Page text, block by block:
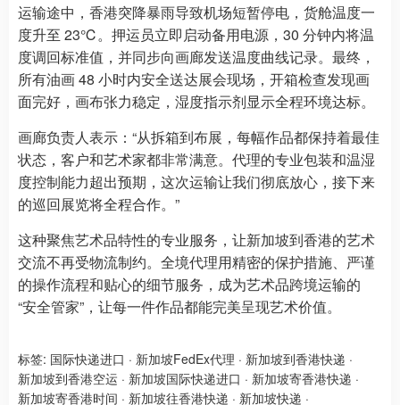
运输途中，香港突降暴雨导致机场短暂停电，货舱温度一
度升至 23℃。押运员立即启动备用电源，30 分钟内将温
度调回标准值，并同步向画廊发送温度曲线记录。最终，
所有油画 48 小时内安全送达展会现场，开箱检查发现画
面完好，画布张力稳定，湿度指示剂显示全程环境达标。
画廊负责人表示：“从拆箱到布展，每幅作品都保持着最佳
状态，客户和艺术家都非常满意。代理的专业包装和温湿
度控制能力超出预期，这次运输让我们彻底放心，接下来
的巡回展览将全程合作。”
这种聚焦艺术品特性的专业服务，让新加坡到香港的艺术
交流不再受物流制约。全境代理用精密的保护措施、严谨
的操作流程和贴心的细节服务，成为艺术品跨境运输的
“安全管家”，让每一件作品都能完美呈现艺术价值。
标签: 国际快递进口 · 新加坡FedEx代理 · 新加坡到香港快递 ·
新加坡到香港空运 · 新加坡国际快递进口 · 新加坡寄香港快递 ·
新加坡寄香港时间 · 新加坡往香港快递 · 新加坡快递 ·